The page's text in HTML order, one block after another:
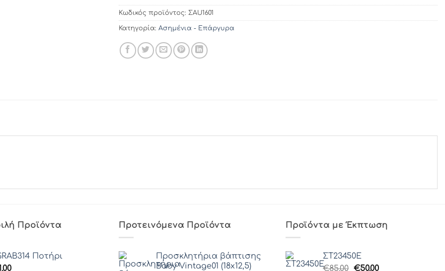
Κωδικός προϊόντος: ΣAU1601
Κατηγορία: Ασημένια - Επάργυρα
Προϊόντα
Ποτήρι
Προτεινόμενα Προϊόντα
Προσκλητήρια βάπτισης
Baby Vintage01 (18x12,5)
Προϊόντα με Έκπτωση
ΣΤ23450Ε
€85.00 Original
€50.00Η